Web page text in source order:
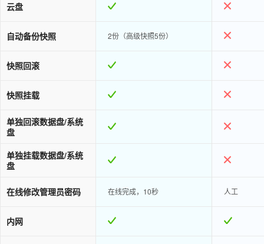
云盘
自动备份快照 2份（高级快照5份）
快照回滚
快照挂载
单独回滚数据盘/系统
盘
单独挂载数据盘/系统
盘
在线修改管理员密码 在线完成，10秒 人工
内网